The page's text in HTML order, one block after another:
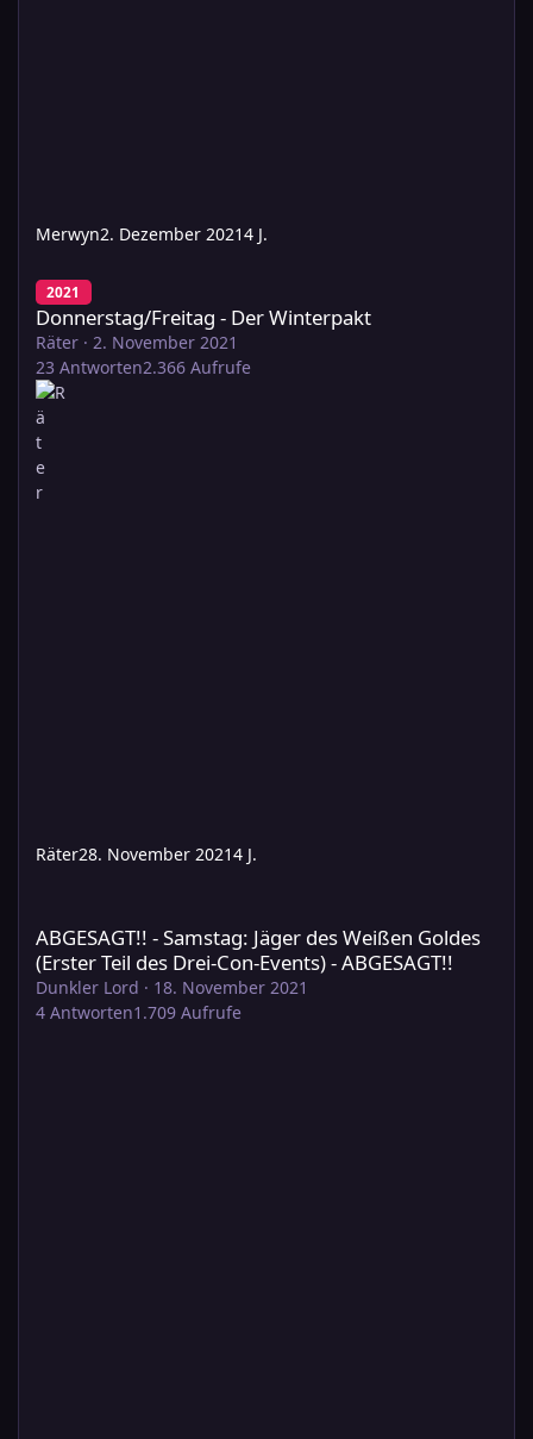
Merwyn2. Dezember 20214 J.
Donnerstag/Freitag - Der Winterpakt
2021
Donnerstag/Freitag - Der Winterpakt
Räter · 2. November 2021
23 Antworten2.366 Aufrufe
Räter28. November 20214 J.
ABGESAGT!! - Samstag: Jäger des Weißen Goldes
(Erster Teil des Drei-Con-Events) - ABGESAGT!!
Dunkler Lord · 18. November 2021
4 Antworten1.709 Aufrufe